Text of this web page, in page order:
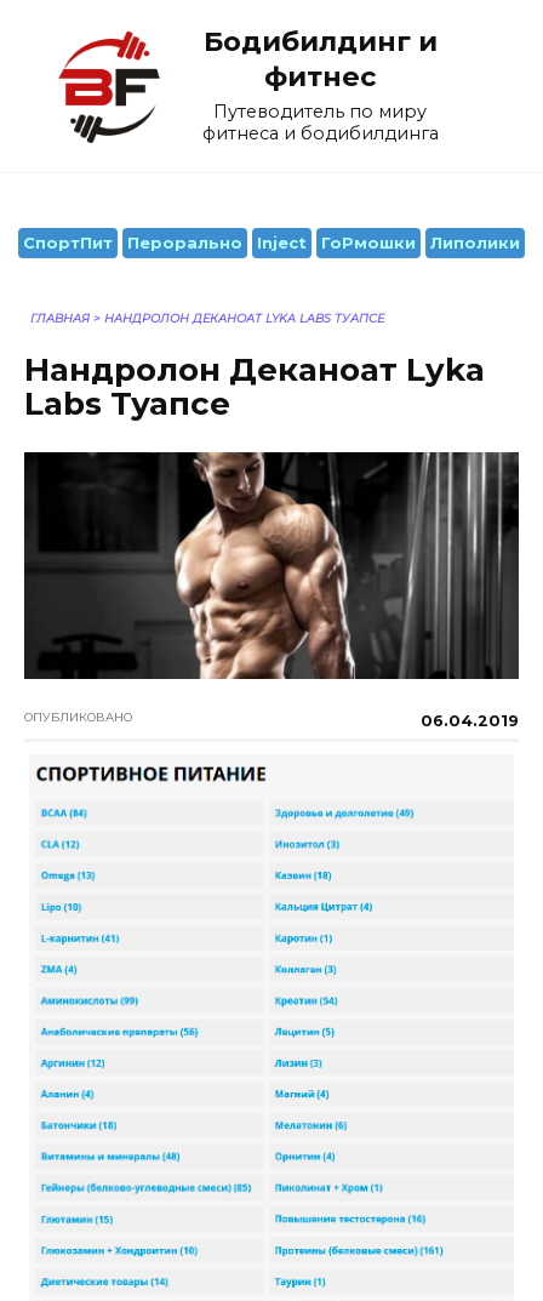
содержанию
Бодибилдинг и
фитнес
Путеводитель по миру
фитнеса и бодибилдинга
СпортПит Перорально Inject ГоРмошки Липолики
ГЛАВНАЯ > НАНДРОЛОН ДЕКАНОАТ LYKA LABS ТУАПСЕ
Нандролон Деканоат Lyka
Labs Туапсе
ОПУБЛИКОВАНО 06.04.2019